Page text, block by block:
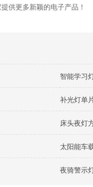
供更多新颖的电子产品！
智能学习
补光灯单
床头夜灯
太阳能车
夜骑警示